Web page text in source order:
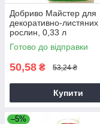
Добриво Майстер для
декоративно-листяних
рослин, 0,33 л
Готово до відправки
50,58 ₴ 53,24 ₴
Купити
–5%